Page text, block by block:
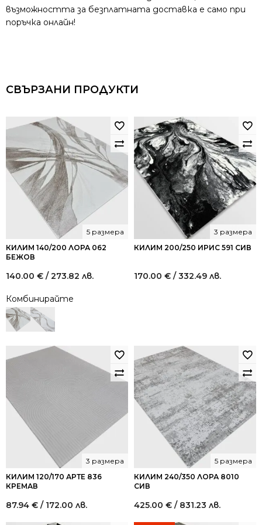
възможността за безплатната доставка е само при
поръчка онлайн!
СВЪРЗАНИ ПРОДУКТИ
КИЛИМ 140/200 ЛОРА 062
БЕЖОВ
5 размера
140.00 € / 273.82 лв.
Комбинирайте
КИЛИМ 200/250 ИРИС 591 СИВ
3 размера
170.00 € / 332.49 лв.
КИЛИМ 120/170 АРТЕ 836
КРЕМАВ
3 размера
87.94 € / 172.00 лв.
КИЛИМ 240/350 ЛОРА 8010
СИВ
5 размера
425.00 € / 831.23 лв.